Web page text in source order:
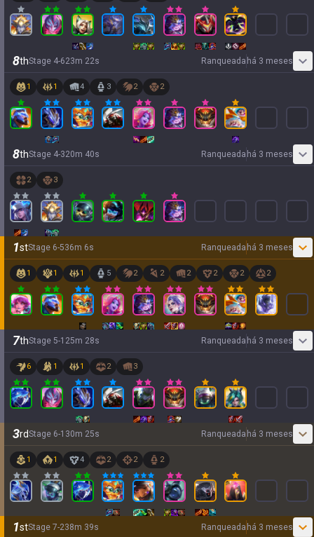
8thStage 4-623m 22s Ranqueada há 3 meses
1 1 4 3 2 2
8thStage 4-320m 40s Ranqueada há 3 meses
2 3
1stStage 6-536m 6s Ranqueada há 3 meses
1 1 1 5 2 2 2 2 2 2
7thStage 5-1 25m 28s Ranqueada há 3 meses
6 1 1 2 3
3rdStage 6-1 30m 25s Ranqueada há 3 meses
1 1 4 2 2 2
1stStage 7-238m 39s Ranqueada há 3 meses